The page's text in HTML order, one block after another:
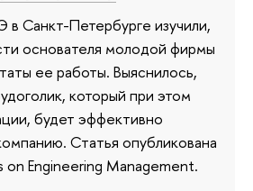
Санкт-Петербурге изучили,
основателя молодой фирмы
ее работы. Выяснилось,
который при этом
будет эффективно
Статья опубликована
on Engineering Management.